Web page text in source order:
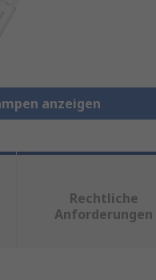
anzeigen
Rechtliche
Anforderungen